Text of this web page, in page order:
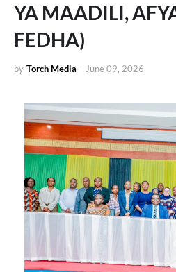
YA MAADILI,
FEDHA)
by Torch Media - June 09, 2026